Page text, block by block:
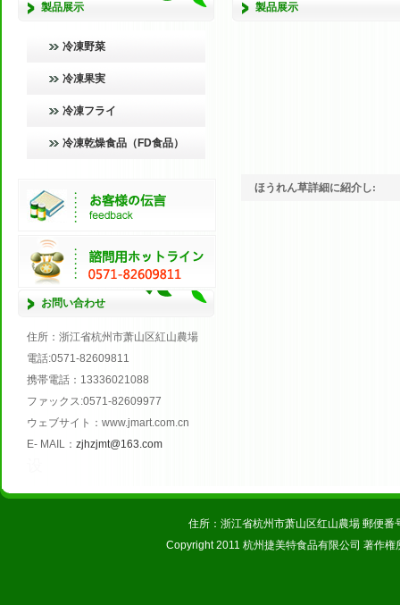
製品展示
冷凍野菜
冷凍果実
冷凍フライ
冷凍乾燥食品（FD食品）
お問い合わせ
住所 ：浙江省杭州市萧山区紅山農場
電話:0571-82609811
携帯電話 ： 13336021088
ファックス:0571-82609977
ウェブサイト ： www.jmart.com.cn
E- MAIL ： zjhzjmt@163.com
製品展示
ほうれん草詳細に紹介し:
住所：浙江省杭州市萧山区红山農場 郵便
Copyright 2011 杭州捷美特食品有限公司 著作権